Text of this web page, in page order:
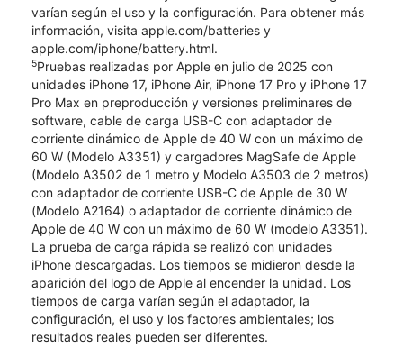
varían según el uso y la configuración. Para obtener más
información, visita apple.com/batteries y
apple.com/iphone/battery.html.
5Pruebas realizadas por Apple en julio de 2025 con
unidades iPhone 17, iPhone Air, iPhone 17 Pro y iPhone 17
Pro Max en preproducción y versiones preliminares de
software, cable de carga USB-C con adaptador de
corriente dinámico de Apple de 40 W con un máximo de
60 W (Modelo A3351) y cargadores MagSafe de Apple
(Modelo A3502 de 1 metro y Modelo A3503 de 2 metros)
con adaptador de corriente USB-C de Apple de 30 W
(Modelo A2164) o adaptador de corriente dinámico de
Apple de 40 W con un máximo de 60 W (modelo A3351).
La prueba de carga rápida se realizó con unidades
iPhone descargadas. Los tiempos se midieron desde la
aparición del logo de Apple al encender la unidad. Los
tiempos de carga varían según el adaptador, la
configuración, el uso y los factores ambientales; los
resultados reales pueden ser diferentes.